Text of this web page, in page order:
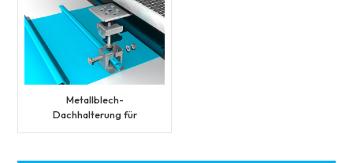
Metallblech-
Dachhalterung für